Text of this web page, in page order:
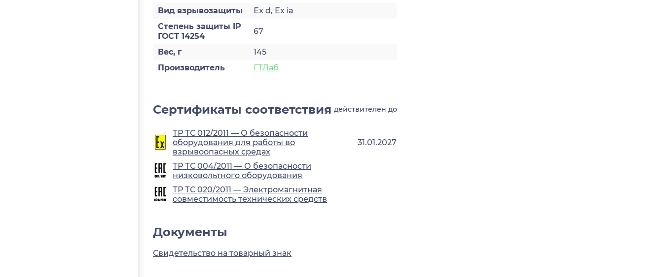
Вид взрывозащиты
Ex d, Ex ia
Степень защиты IP
ГОСТ 14254
67
Вес, г
145
Производитель
ГТЛаб
Сертификаты соответствия действителен до
ТР ТС 012/2011 — О безопасности
оборудования для работы во
взрывоопасных средах
31.01.2027
ТР ТС 004/2011 — О безопасности
низковольтного оборудования
ТР ТС 020/2011 — Электромагнитная
совместимость технических средств
Документы
Свидетельство на товарный знак